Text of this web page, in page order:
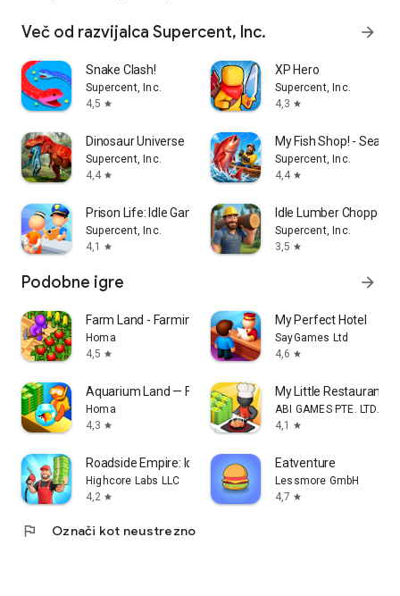
Več od razvijalca Supercent, Inc. arrow_forward
Snake Clash!
Supercent, Inc.
4,5 star
XP Hero
Supercent, Inc.
4,3 star
Dinosaur Universe
Supercent, Inc.
4,4 star
My Fish Shop! -
Supercent, Inc.
4,4 star
Prison Life: Idle Game
Supercent, Inc.
4,1
star
Idle Lumber Chopper
Supercent, Inc.
3,5 star
Podobne igre arrow_forward
Farm Land - Farming life game
Homa
4,5 star
My Perfect Hotel
SayGames Ltd
4,6 star
Aquarium Land — Fishbowl World
Homa
4,3 star
My Little Restaurant
ABI GAMES PTE. LTD.
4,1
star
Roadside Empire: Idle Tycoon
Highcore Labs LLC
4,2 star
Eatventure
Lessmore GmbH
4,7 star
flag Označi kot neustrezno